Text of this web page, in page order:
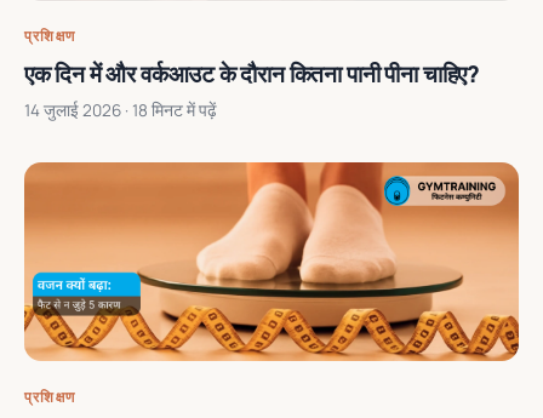
प्रशिक्षण
एक दिन में और वर्कआउट के दौरान कितना पानी पीना चाहिए?
14 जुलाई 2026 · 18 मिनट में पढ़ें
प्रशिक्षण